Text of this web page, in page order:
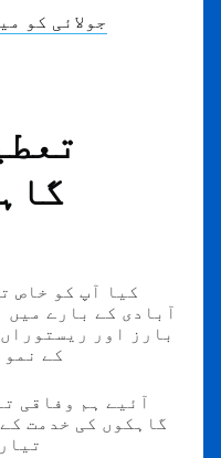
کیا آپ کو خاص
آبادی کے بارے
بارز اور
کے
آئیے ہم وفاقی
گاہکوں کی خدمت